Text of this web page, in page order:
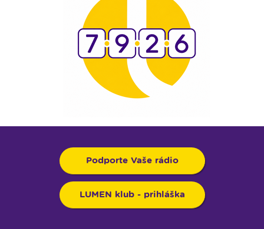
Podporte Vaše rádio
LUMEN klub - prihláška